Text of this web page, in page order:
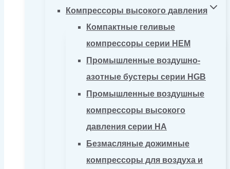
Компрессоры высокого давления
Компактные геливые
компрессоры серии HEM
Промышленные воздушно-
азотные бустеры серии HGB
Промышленные воздушные
компрессоры высокого
давления серии HA
Безмасляные дожимные
компрессоры для воздуха и